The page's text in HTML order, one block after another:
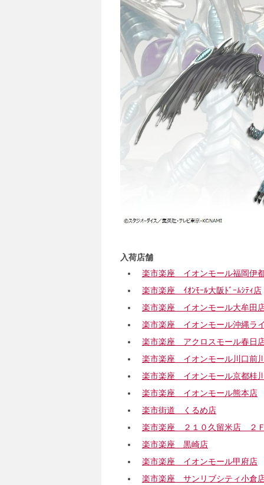
入荷店舗
楽市楽座 イオンモール福岡伊
楽市楽座 ｲｵﾝﾓｰﾙ大阪ﾄﾞｰﾑｼﾃｨ店
楽市楽座 イオンモール大牟田
楽市楽座 イオンモール沖縄ラ
楽市楽座 アクロスモール春日
楽市楽座 イオンモール川口前
楽市楽座 イオンモール京都桂
楽市楽座 イオンモール熊本店
楽市街道 くるめ店
楽市楽座 ２１０久留米店 ２
楽市楽座 黒崎店
楽市楽座 イオンモール甲府店
楽市楽座 サンリブシティ小倉